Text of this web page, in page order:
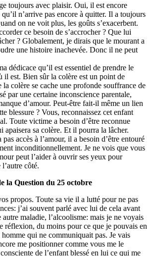
toujours avec plaisir. Oui, il est encore
n’arrive pas encore à quitter. Il a toujours
on ne voit plus, les goûts s’exacerbent.
ce besoin de s’accrocher ? Que lui
? Globalement, je dirais que le mourant a
une histoire inachevée. Donc il ne peut
dédicace qu’il est essentiel de prendre le
il est. Bien sûr la colère est un point de
la colère se cache une profonde souffrance de
par une certaine inconscience parentale,
d’amour. Peut-être fait-il même un lien
blessure ? Vous, reconnaissez cet enfant
Toute victime a besoin d’être reconnue
apaisera sa colère. Et il pourra la lâcher.
accès à l’amour, il a besoin d’être entouré
inconditionnellement. Je ne vois que vous
peut l’aider à ouvrir ses yeux pour
côté.
la Question du 25 octobre
propos. Toute sa vie il a lutté pour ne pas
j’ai souvent parlé avec lui de cela avant
autre maladie, l’alcoolisme: mais je ne voyais
réflexion, du moins pour ce que je pouvais en
homme qui ne communiquait pas. Je vais
me positionner comme vous me le
de l’enfant blessé en lui ce qui me